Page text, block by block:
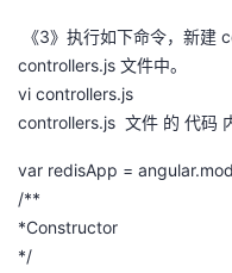
《3》执行如下命令，新建
controllers.js 文件中。
vi controllers.js
controllers.js 文件 的 代码
var redisApp =
/**
*Constructor
*/